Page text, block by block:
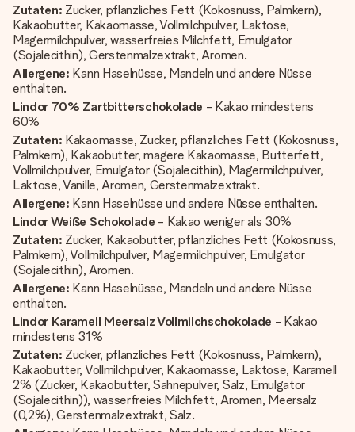
Zutaten: Zucker, pflanzliches Fett (Kokosnuss, Palmkern),
Kakaobutter, Kakaomasse, Vollmilchpulver, Laktose,
Magermilchpulver, wasserfreies Milchfett, Emulgator
(Sojalecithin), Gerstenmalzextrakt, Aromen.
Allergene: Kann Haselnüsse, Mandeln und andere Nüsse
enthalten.
Lindor 70% Zartbitterschokolade - Kakao mindestens
60%
Zutaten: Kakaomasse, Zucker, pflanzliches Fett (Kokosnuss,
Palmkern), Kakaobutter, magere Kakaomasse, Butterfett,
Vollmilchpulver, Emulgator (Sojalecithin), Magermilchpulver,
Laktose, Vanille, Aromen, Gerstenmalzextrakt.
Allergene: Kann Haselnüsse und andere Nüsse enthalten.
Lindor Weiße Schokolade - Kakao weniger als 30%
Zutaten: Zucker, Kakaobutter, pflanzliches Fett (Kokosnuss,
Palmkern), Vollmilchpulver, Magermilchpulver, Emulgator
(Sojalecithin), Aromen.
Allergene: Kann Haselnüsse, Mandeln und andere Nüsse
enthalten.
Lindor Karamell Meersalz Vollmilchschokolade - Kakao
mindestens 31%
Zutaten: Zucker, pflanzliches Fett (Kokosnuss, Palmkern),
Kakaobutter, Vollmilchpulver, Kakaomasse, Laktose, Karamell
2% (Zucker, Kakaobutter, Sahnepulver, Salz, Emulgator
(Sojalecithin)), wasserfreies Milchfett, Aromen, Meersalz
(0,2%), Gerstenmalzextrakt, Salz.